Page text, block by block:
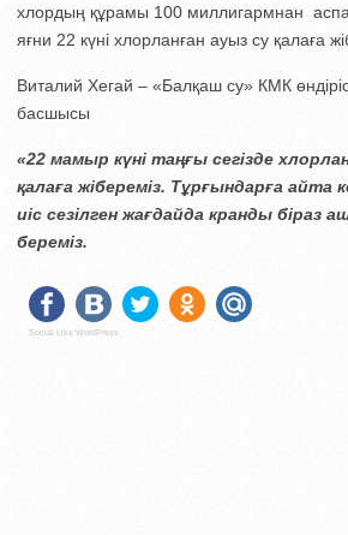
хлордың құрамы 100 миллигармнан
яғни 22 күні хлорланған ауыз су қалаға
Виталий Хегай – «Балқаш су» КМК
басшысы
«22 мамыр күні таңғы сегізде
қалаға жібереміз. Тұрғындарға айта
иіс сезілген жағдайда кранды біраз
береміз.
Social Like WordPress